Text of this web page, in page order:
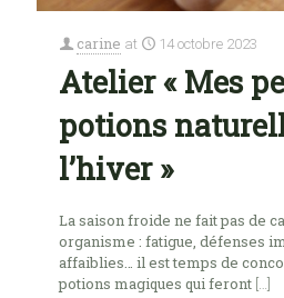
carine at 14 octobre 2023
Atelier « Mes
potions
l’hiver »
La saison froide ne fait pas de
organisme : fatigue, défenses
affaiblies… il est temps de
potions magiques qui feront […]